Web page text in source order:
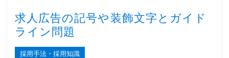
求人広告の記号や装飾文字とガイド
ライン問題
採用手法・採用知識